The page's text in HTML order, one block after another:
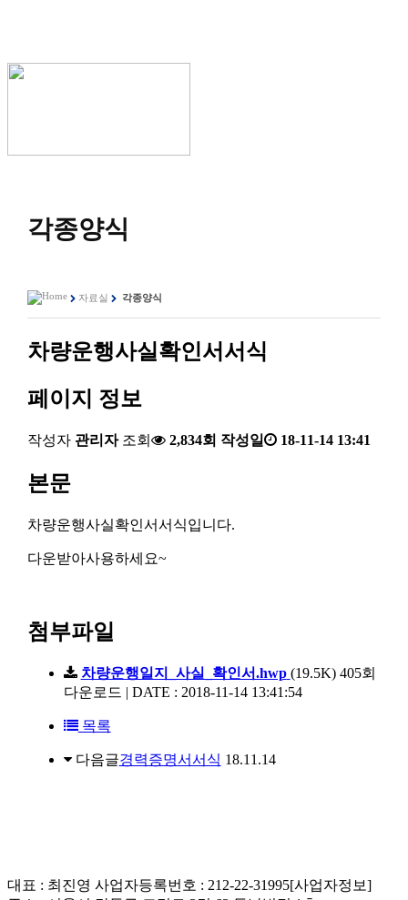
각종양식
자료실 각종양식
차량운행사실확인서서식
페이지 정보
작성자 관리자 조회 2,834회 작성일 18-11-14 13:41
본문
차량운행사실확인서서식입니다.
다운받아사용하세요~
첨부파일
차량운행일지_사실_확인서.hwp (19.5K) 405회
다운로드 | DATE : 2018-11-14 13:41:54
목록
다음글경력증명서서식 18.11.14
대표 : 최진영 사업자등록번호 : 212-22-31995[사업자정보]